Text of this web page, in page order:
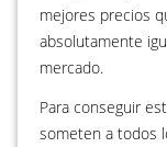
mejores precios
absolutamente
mercado.
Para conseguir
someten a todos